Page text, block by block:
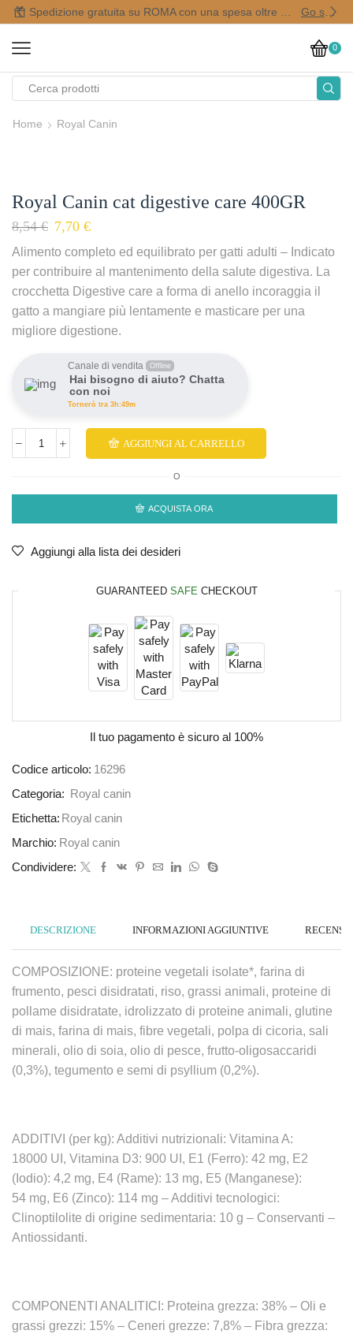
Go shop
0
Home Royal Canin
Royal Canin cat digestive care 400GR
8,54€ 7,70 €
Alimento completo ed equilibrato per gatti adulti – Indicato
per contribuire al mantenimento della salute digestiva. La
crocchetta Digestive care a forma di anello incoraggia il
gatto a mangiare più lentamente e masticare per una
migliore digestione.
Canale di vendita Offline
Hai bisogno di aiuto? Chatta
con noi
Tornerò tra 3h:49m
AGGIUNGI AL CARRELLO
O
ACQUISTA ORA
Aggiungi alla lista dei desideri
GUARANTEED SAFE CHECKOUT
Il tuo pagamento è sicuro al 100%
Codice articolo: 16296
Categoria:
Royal canin
Etichetta: Royal canin
Marchio: Royal canin
Condividere:
DESCRIZIONE INFORMAZIONI AGGIUNTIVE
COMPOSIZIONE: proteine vegetali isolate*, farina di
frumento, pesci disidratati, riso, grassi animali, proteine di
pollame disidratate, idrolizzato di proteine animali, glutine
di mais, farina di mais, fibre vegetali, polpa di cicoria, sali
minerali, olio di soia, olio di pesce, frutto-oligosaccaridi
(0,3%), tegumento e semi di psyllium (0,2%).
ADDITIVI (per kg): Additivi nutrizionali: Vitamina A:
18000 UI, Vitamina D3: 900 UI, E1 (Ferro): 42 mg, E2
(Iodio): 4,2 mg, E4 (Rame): 13 mg, E5 (Manganese):
54 mg, E6 (Zinco): 114 mg – Additivi tecnologici:
Clinoptilolite di origine sedimentaria: 10 g – Conservanti –
Antiossidanti.
COMPONENTI ANALITICI: Proteina grezza: 38% – Oli e
grassi grezzi: 15% – Ceneri grezze: 7,8% – Fibra grezza: